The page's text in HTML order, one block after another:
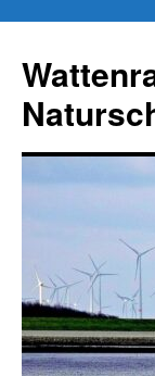
springen